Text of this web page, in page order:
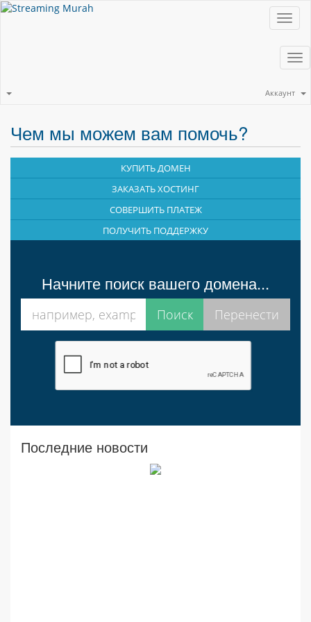
Аккаунт
Чем мы можем вам помочь?
КУПИТЬ ДОМЕН
ЗАКАЗАТЬ ХОСТИНГ
СОВЕРШИТЬ ПЛАТЕЖ
ПОЛУЧИТЬ ПОДДЕРЖКУ
Начните поиск вашего домена...
Последние новости